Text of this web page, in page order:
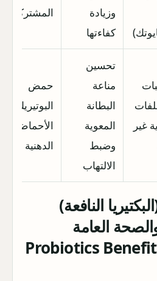
وزيادة
كفاءتها
المشتركة
غير
تحسين
مناعة
البطانة
المعوية
وضبط
الالتهاب
حمض
البوتيريك،
الأحماض
الدهنية
النافعة)
العامة
(Probiotics